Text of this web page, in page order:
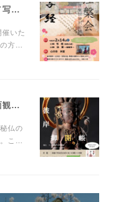
令和８年 涅槃会（ねはんえ）／写経について
いた
方…
【秋彼岸・ご開帳】秘仏『十一面観音像』
仏の
こ…